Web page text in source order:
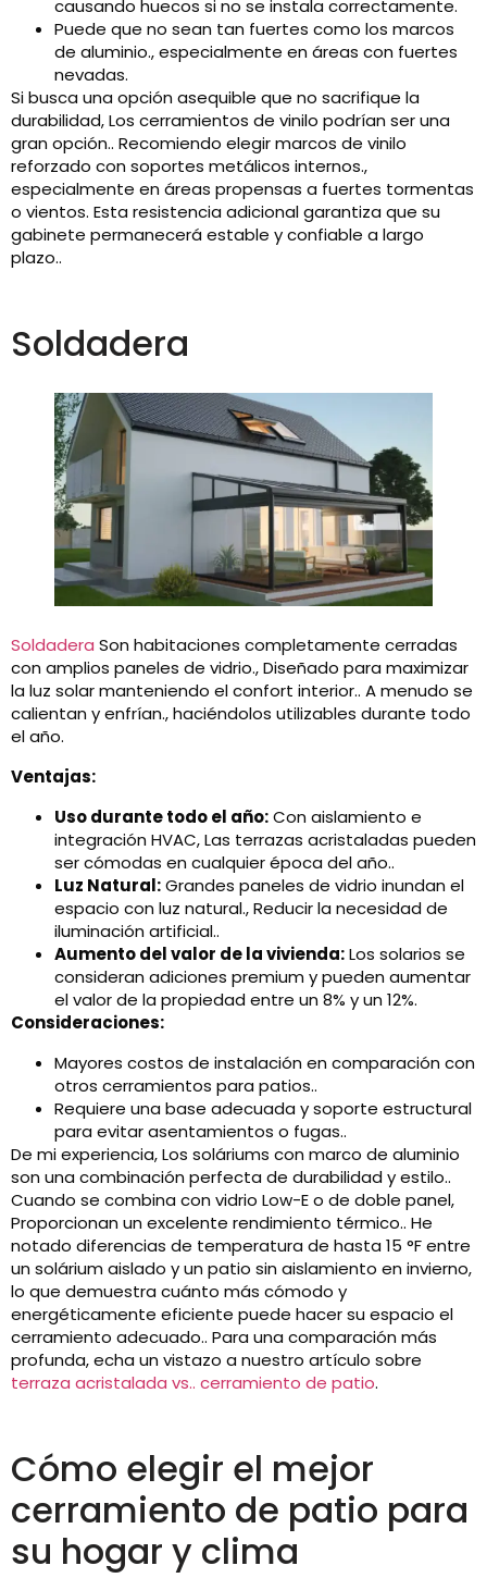
causando huecos si no se instala correctamente.
Puede que no sean tan fuertes como los marcos
de aluminio., especialmente en áreas con fuertes
nevadas.
Si busca una opción asequible que no sacrifique la
durabilidad, Los cerramientos de vinilo podrían ser una
gran opción.. Recomiendo elegir marcos de vinilo
reforzado con soportes metálicos internos.,
especialmente en áreas propensas a fuertes tormentas
o vientos. Esta resistencia adicional garantiza que su
gabinete permanecerá estable y confiable a largo
plazo..
Soldadera
Soldadera Son habitaciones completamente cerradas
con amplios paneles de vidrio., Diseñado para maximizar
la luz solar manteniendo el confort interior.. A menudo se
calientan y enfrían., haciéndolos utilizables durante todo
el año.
Ventajas:
Uso durante todo el año:Con aislamiento e
integración HVAC, Las terrazas acristaladas pueden
ser cómodas en cualquier época del año..
Luz Natural:Grandes paneles de vidrio inundan el
espacio con luz natural., Reducir la necesidad de
iluminación artificial..
Aumento del valor de la vivienda:Los solarios se
consideran adiciones premium y pueden aumentar
el valor de la propiedad entre un 8% y un 12%.
Consideraciones:
Mayores costos de instalación en comparación con
otros cerramientos para patios..
Requiere una base adecuada y soporte estructural
para evitar asentamientos o fugas..
De mi experiencia, Los soláriums con marco de aluminio
son una combinación perfecta de durabilidad y estilo..
Cuando se combina con vidrio Low-E o de doble panel,
Proporcionan un excelente rendimiento térmico.. He
notado diferencias de temperatura de hasta 15 °F entre
un solárium aislado y un patio sin aislamiento en invierno,
lo que demuestra cuánto más cómodo y
energéticamente eficiente puede hacer su espacio el
cerramiento adecuado.. Para una comparación más
profunda, echa un vistazo a nuestro artículo sobre
terraza acristalada vs.. cerramiento de patio.
Cómo elegir el mejor
cerramiento de patio para
su hogar y clima